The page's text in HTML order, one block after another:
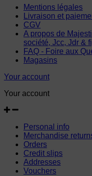
Mentions légales
Livraison et
CGV
A propos de
société, Jcc, Jdr &
FAQ - Foire aux
Magasins
Your account
Your account
Personal info
Merchandise
Orders
Credit slips
Addresses
Vouchers